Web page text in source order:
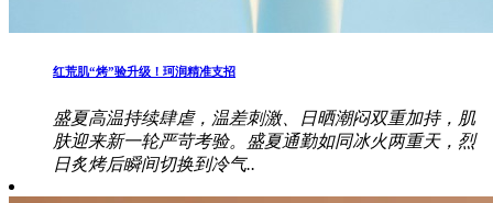
红荒肌“烤”验升级！珂润精准支招
盛夏高温持续肆虐，温差刺激、日晒潮闷双重加持，肌
肤迎来新一轮严苛考验。盛夏通勤如同冰火两重天，烈
日炙烤后瞬间切换到冷气..